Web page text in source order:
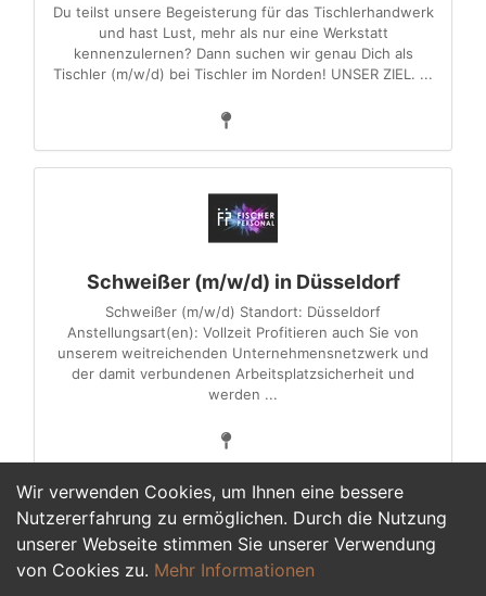
Wir verwenden Cookies, um Ihnen eine bessere
Nutzererfahrung zu ermöglichen. Durch die Nutzung
unserer Webseite stimmen Sie unserer Verwendung
von Cookies zu. Mehr Informationen
Du teilst unsere Begeisterung für das Tischlerhandwerk
und hast Lust, mehr als nur eine Werkstatt
kennenzulernen? Dann suchen wir genau Dich als
Tischler (m/w/d) bei Tischler im Norden! UNSER ZIEL. ...
Schweißer (m/w/d) in Düsseldorf
Schweißer (m/w/d) Standort: Düsseldorf
Anstellungsart(en): Vollzeit Profitieren auch Sie von
unserem weitreichenden Unternehmensnetzwerk und
der damit verbundenen Arbeitsplatzsicherheit und
werden ...
1 2